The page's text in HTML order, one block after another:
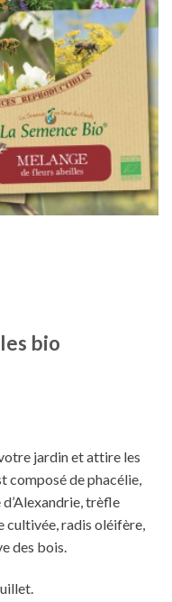
bio
jardin et attire les
composé de phacélie,
trèfle
cultivée, radis oléifère,
des bois.